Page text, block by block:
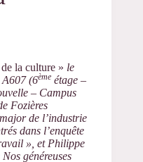
la culture » le
A607 (6ème étage –
– Campus
Fozières
de l’industrie
dans l’enquête
», et Philippe
Nos généreuses